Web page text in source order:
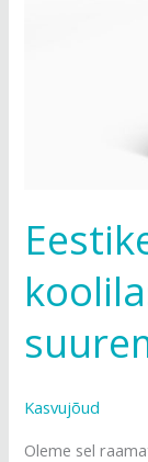
Kasvujõud
Oleme sel